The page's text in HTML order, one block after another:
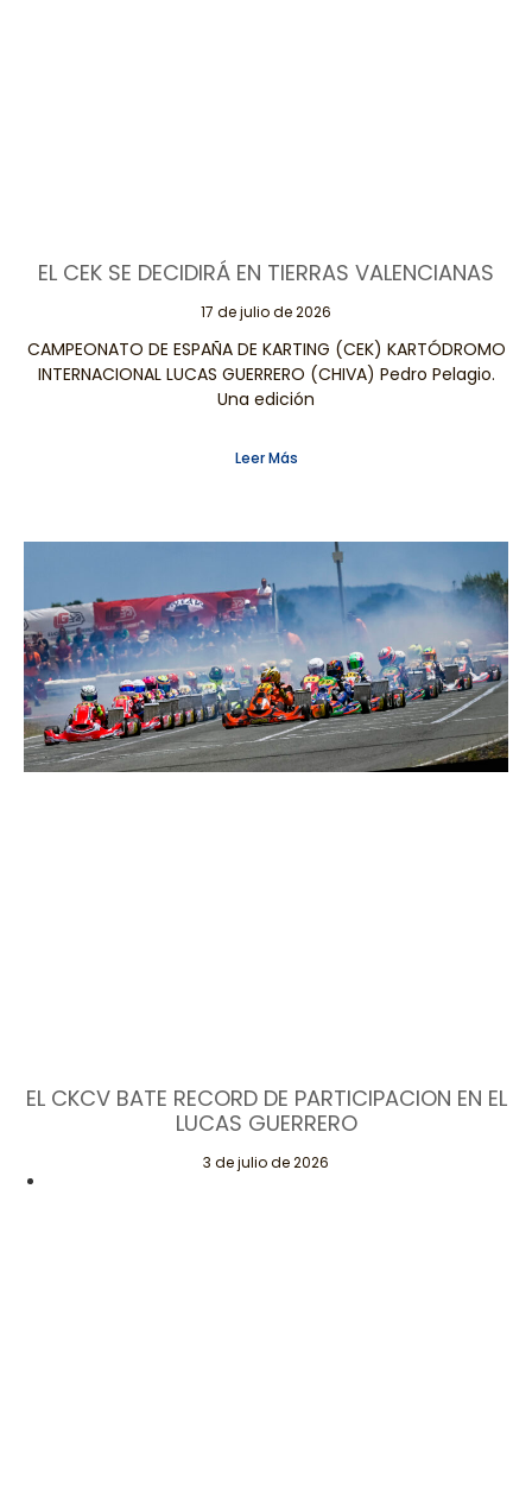
EL CEK SE DECIDIRÁ EN TIERRAS VALENCIANAS
17 de julio de 2026
CAMPEONATO DE ESPAÑA DE KARTING (CEK) KARTÓDROMO
INTERNACIONAL LUCAS GUERRERO (CHIVA) Pedro Pelagio.
Una edición
Leer Más
EL CKCV BATE RECORD DE PARTICIPACION EN EL
LUCAS GUERRERO
3 de julio de 2026